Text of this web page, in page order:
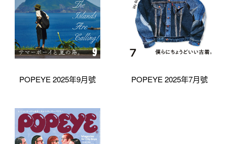
POPEYE 2025年9月號 POPEYE 2025年7月號